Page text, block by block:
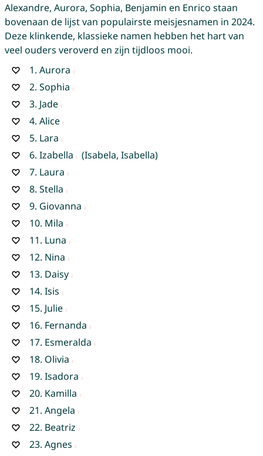
Alexandre, Aurora, Sophia, Benjamin en Enrico staan
bovenaan de lijst van populairste meisjesnamen in 2024.
Deze klinkende, klassieke namen hebben het hart van
veel ouders veroverd en zijn tijdloos mooi.
1. Aurora
2. Sophia
3. Jade
4. Alice
5. Lara
6. Izabella
(Isabela, Isabella)
7. Laura
8. Stella
9. Giovanna
10. Mila
11. Luna
12. Nina
13. Daisy
14. Isis
15. Julie
16. Fernanda
17. Esmeralda
18. Olivia
19. Isadora
20. Kamilla
21. Angela
22. Beatriz
23. Agnes